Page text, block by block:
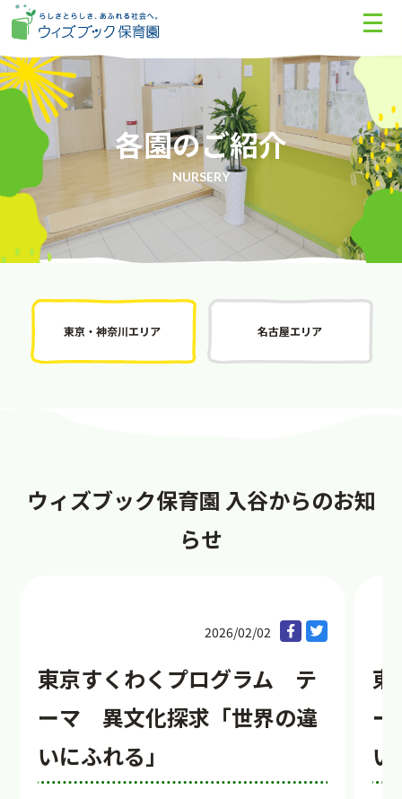
各園のご紹介
NURSERY
東京・神奈川エリア 名古屋エリア
ウィズブック保育園 入谷からのお知
らせ
2026/02/02
東京すくわくプログラム テ
ーマ 異文化探求「世界の違
いにふれる」
東
い